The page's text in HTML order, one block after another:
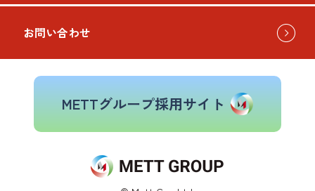
お問い合わせ
METTグループ採用サイト